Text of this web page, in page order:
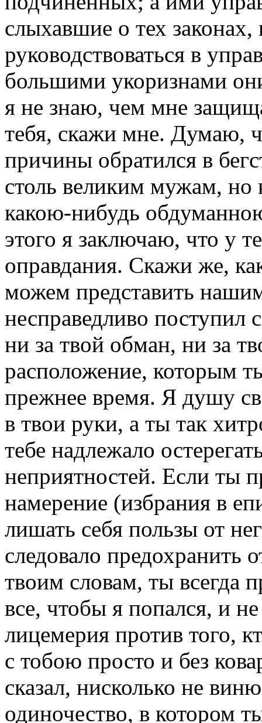
слыхавшие о тех
руководствоваться в
большими укоризнами
я не знаю, чем мне
тебя, скажи мне. Думаю,
причины обратился в
столь великим мужам, но
какою-нибудь
этого я заключаю, что у
оправдания. Скажи же,
можем представить
несправедливо поступил
ни за твой обман, ни за
расположение, которым
прежнее время. Я душу
в твои руки, а ты так
тебе надлежало
неприятностей. Если ты
намерение (избрания в
лишать себя пользы от
следовало предохранить
твоим словам, ты всегда
все, чтобы я попался, и
лицемерия против того,
с тобою просто и без
сказал, нисколько не
одиночество, в котором